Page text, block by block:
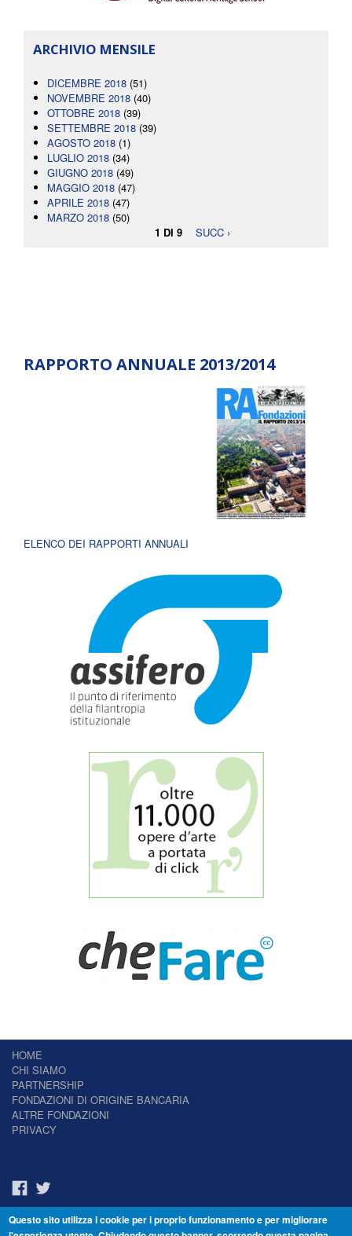
ARCHIVIO MENSILE
DICEMBRE 2018 (51)
NOVEMBRE 2018 (40)
OTTOBRE 2018 (39)
SETTEMBRE 2018 (39)
AGOSTO 2018 (1)
LUGLIO 2018 (34)
GIUGNO 2018 (49)
MAGGIO 2018 (47)
APRILE 2018 (47)
MARZO 2018 (50)
1 DI 9
SUCC ›
RAPPORTO ANNUALE 2013/2014
ELENCO DEI RAPPORTI ANNUALI
HOME
CHI SIAMO
PARTNERSHIP
FONDAZIONI DI ORIGINE BANCARIA
ALTRE FONDAZIONI
PRIVACY
Il Giornale delle Fondazioni - Periodico telematico
Questo sito utilizza i cookie per i proprio funzionamento e per migliorare